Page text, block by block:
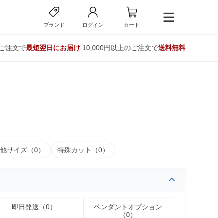
ブランド ログイン カート
注文で最短翌日にお届け10,000円以上のご注文で送料無料
サイズ（0） 特殊カット（0）
即日発送（0）
ペンダントオプション
（0）